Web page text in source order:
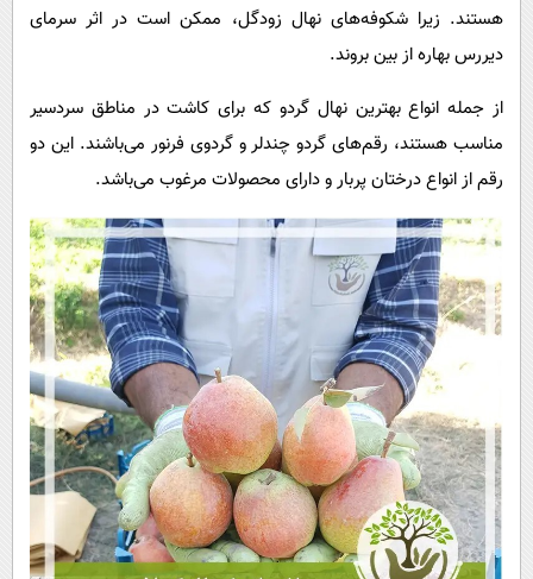
هستند. زیرا شکوفه‌های نهال زودگل، ممکن است در اثر سرمای
دیررس بهاره از بین بروند.
از جمله انواع بهترین نهال گردو که برای کاشت در مناطق سردسیر
مناسب هستند، رقم‌های گردو چندلر و گردوی فرنور می‌باشند. این دو
رقم از انواع درختان پربار و دارای محصولات مرغوب می‌باشد.